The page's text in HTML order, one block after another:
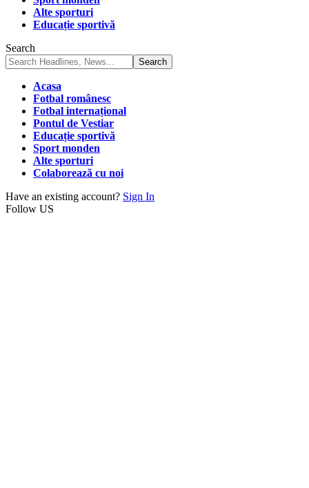
Alte sporturi
Educație sportivă
Search
Acasa
Fotbal românesc
Fotbal internațional
Pontul de Vestiar
Educație sportivă
Sport monden
Alte sporturi
Colaborează cu noi
Have an existing account? Sign In
Follow US